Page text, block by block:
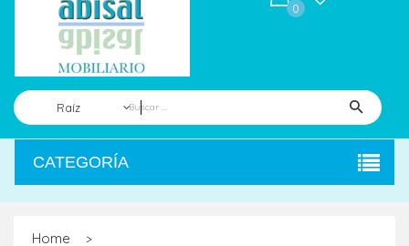
Raíz
0
CATEGORÍA
Home >